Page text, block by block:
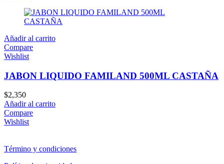
Añadir al carrito
Compare
Wishlist
JABON LIQUIDO FAMILAND 500ML CASTAÑA
$2,350
Añadir al carrito
Compare
Wishlist
Término y condiciones